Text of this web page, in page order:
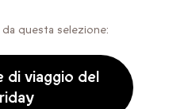
questa selezione:
viaggio del